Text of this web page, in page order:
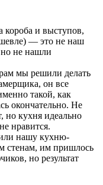
короба и выступов,
— это не наш
не нашли
мы решили делать
он все
такой, как
окончательно. Не
но кухня идеально
нравится.
нашу кухню-
стенам, им пришлось
но результат